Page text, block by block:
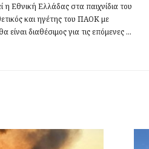
Εθνική Ελλάδας στα παιχνίδια του
και ηγέτης του ΠΑΟΚ με
διαθέσιμος για τις επόμενες ...